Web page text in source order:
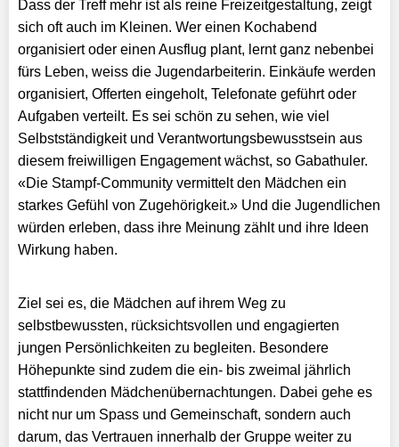
Dass der Treff mehr ist als reine Freizeitgestaltung, zeigt
sich oft auch im Kleinen. Wer einen Kochabend
organisiert oder einen Ausflug plant, lernt ganz nebenbei
fürs Leben, weiss die Jugendarbeiterin. Einkäufe werden
organisiert, Offerten eingeholt, Telefonate geführt oder
Aufgaben verteilt. Es sei schön zu sehen, wie viel
Selbstständigkeit und Verantwortungsbewusstsein aus
diesem freiwilligen Engagement wächst, so Gabathuler.
«Die Stampf-Community vermittelt den Mädchen ein
starkes Gefühl von Zugehörigkeit.» Und die Jugendlichen
würden erleben, dass ihre Meinung zählt und ihre Ideen
Wirkung haben.
Ziel sei es, die Mädchen auf ihrem Weg zu
selbstbewussten, rücksichtsvollen und engagierten
jungen Persönlichkeiten zu begleiten. Besondere
Höhepunkte sind zudem die ein- bis zweimal jährlich
stattfindenden Mädchenübernachtungen. Dabei gehe es
nicht nur um Spass und Gemeinschaft, sondern auch
darum, das Vertrauen innerhalb der Gruppe weiter zu